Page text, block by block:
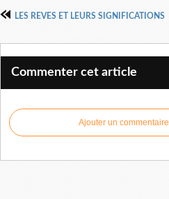
LES REVES ET LEURS SIGNIFICATIONS
Commenter cet article
Ajouter un commentaire